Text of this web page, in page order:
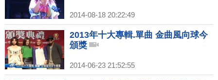
2014-08-18 20:22:49
2013年十大專輯.單曲 金曲風向球今
頒獎
2014-06-23 21:52:55